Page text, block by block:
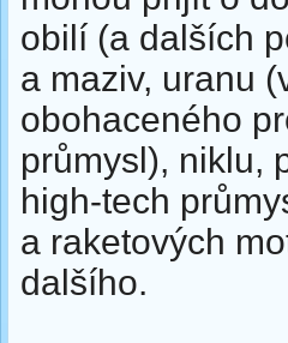
obilí (a dalších
a maziv, uranu
obohaceného
průmysl), niklu,
high-tech
a raketových
dalšího.